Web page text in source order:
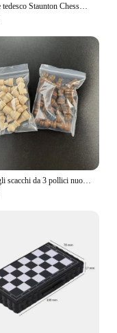
Cavaliere tedesco Staunton Chessmen 34 pezzi di scacchi pesanti Set Backgammon Indoor Entertainment Kids Puzzle Game regalo di compleanno
Pezzi degli scacchi da 3 pollici nuovi pezzi avanzati in legno massello Set 32 pezzi gioco di intrattenimento Puzzle da tavolo